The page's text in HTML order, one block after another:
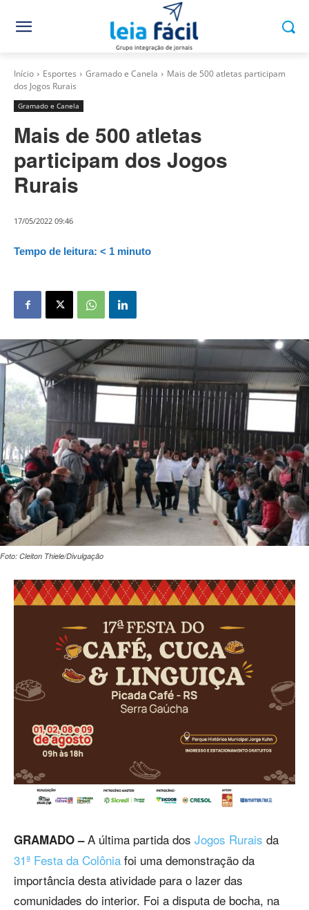
Início Esportes Gramado e Canela
Mais de 500 atletas participam
dos Jogos Rurais
Gramado e Canela
Mais de 500 atletas
participam dos Jogos
Rurais
17/05/2022 09:46
Tempo de leitura: < 1 minuto
Foto: Cleiton Thiele/Divulgação
GRAMADO –A última partida dos Jogos Rurais da
31ª Festa da Colônia foi uma demonstração da
importância desta atividade para o lazer das
comunidades do interior. Foi a disputa de bocha, na